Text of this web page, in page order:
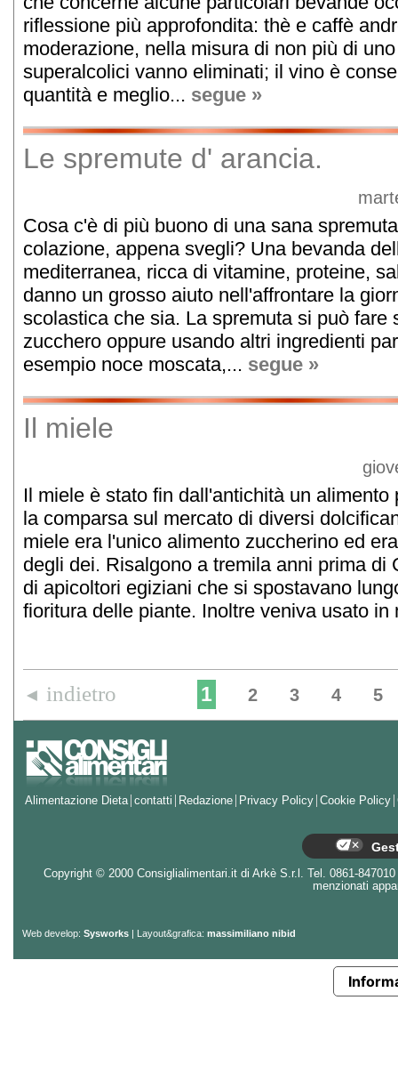
riflessione più approfondita: thè e caffè
moderazione, nella misura di non più di
superalcolici vanno eliminati; il vino è
quantità e meglio... segue »
Le spremute d' arancia.
Cosa c'è di più buono di una sana
colazione, appena svegli? Una bevanda
mediterranea, ricca di vitamine, proteine,
danno un grosso aiuto nell'affrontare la
scolastica che sia. La spremuta si può fare
zucchero oppure usando altri ingredienti
esempio noce moscata,... segue »
Il miele
Il miele è stato fin dall'antichità un alimento
la comparsa sul mercato di diversi
miele era l'unico alimento zuccherino ed
degli dei. Risalgono a tremila anni prima di
di apicoltori egiziani che si spostavano
fioritura delle piante. Inoltre veniva usato
◄ indietro 1 2 3 4 5
Alimentazione Dieta contatti Redazione Privacy Policy Cookie Policy
Copyright © 2000 Consiglialimentari.it di Arkè S.r.l. Tel. 0861-
menzionati
Web develop: Sysworks | Layout&grafica: massimiliano nibid